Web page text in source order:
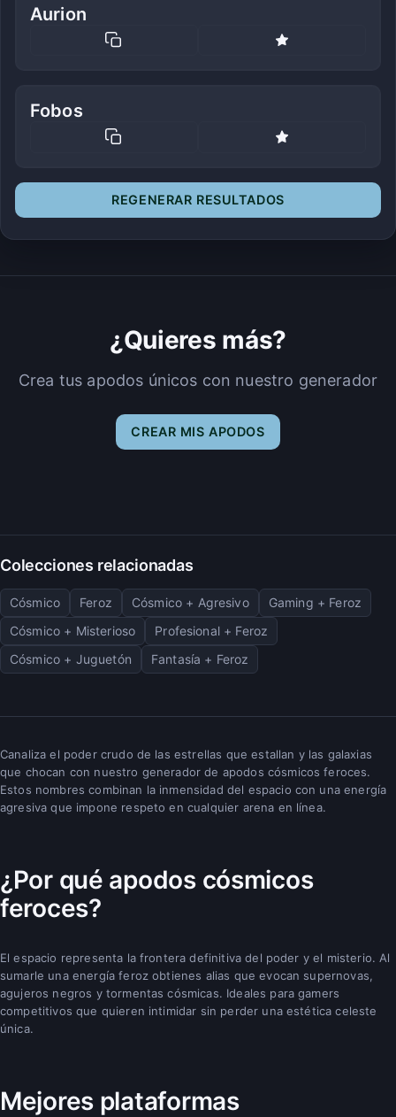
Aurion
Fobos
REGENERAR RESULTADOS
¿Quieres más?
Crea tus apodos únicos con nuestro generador
CREAR MIS APODOS
Colecciones relacionadas
Cósmico Feroz Cósmico + Agresivo
Gaming + Feroz
Cósmico + Misterioso
Profesional + Feroz
Cósmico + Juguetón
Fantasía + Feroz
Canaliza el poder crudo de las estrellas que estallan y las galaxias
que chocan con nuestro generador de apodos cósmicos feroces.
Estos nombres combinan la inmensidad del espacio con una energía
agresiva que impone respeto en cualquier arena en línea.
¿Por qué apodos cósmicos
feroces?
El espacio representa la frontera definitiva del poder y el misterio. Al
sumarle una energía feroz obtienes alias que evocan supernovas,
agujeros negros y tormentas cósmicas. Ideales para gamers
competitivos que quieren intimidar sin perder una estética celeste
única.
Mejores plataformas